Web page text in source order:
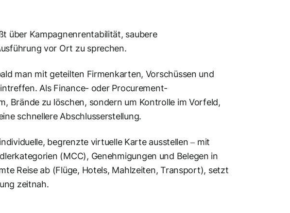
über Kampagnenrentabilität, saubere
vor Ort zu sprechen.
man mit geteilten Firmenkarten, Vorschüssen und
Als Finance- oder Procurement-
Brände zu löschen, sondern um Kontrolle im Vorfeld,
schnellere Abschlusserstellung.
begrenzte virtuelle Karte ausstellen – mit
(MCC), Genehmigungen und Belegen in
Reise ab (Flüge, Hotels, Mahlzeiten, Transport), setzt
zeitnah.